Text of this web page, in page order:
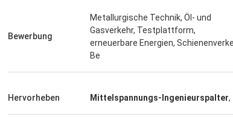
Bewerbung
Metallurgische Technik, Öl- und
Gasverkehr, Testplattform,
erneuerbare Energien,
Be
Hervorheben Mittelspannungs-Ingenieurspalter,